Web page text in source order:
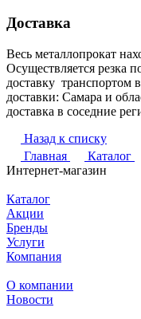
Доставка
Весь металлопрокат
Осуществляется резка
доставку транспортом
доставки: Самара и
доставка в соседние
Назад к списку
Главная
Каталог
Интернет-магазин
Каталог
Акции
Бренды
Услуги
Компания
О компании
Новости